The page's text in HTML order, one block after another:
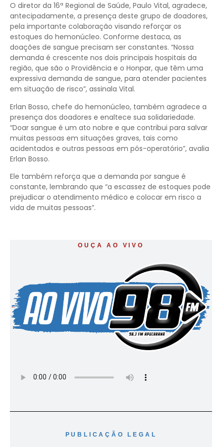
O diretor da 16ª Regional de Saúde, Paulo Vital, agradece,
antecipadamente, a presença deste grupo de doadores,
pela importante colaboração visando reforçar os
estoques do hemonúcleo. Conforme destaca, as
doações de sangue precisam ser constantes. “Nossa
demanda é crescente nos dois principais hospitais da
região, que são o Providência e o Honpar, que têm uma
expressiva demanda de sangue, para atender pacientes
em situação de risco”, assinala Vital.
Erlan Bosso, chefe do hemonúcleo, também agradece a
presença dos doadores e enaltece sua solidariedade.
“Doar sangue é um ato nobre e que contribui para salvar
muitas pessoas em situações graves, tais como
acidentados e outras pessoas em pós-operatório”, avalia
Erlan Bosso.
Ele também reforça que a demanda por sangue é
constante, lembrando que “a escassez de estoques pode
prejudicar o atendimento médico e colocar em risco a
vida de muitas pessoas”.
OUÇA AO VIVO
PUBLICAÇÃO LEGAL